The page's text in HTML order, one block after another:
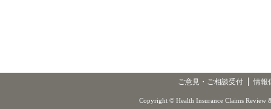
ご意見・ご相談受付 情報
Copyright © Health Insurance Claims Review